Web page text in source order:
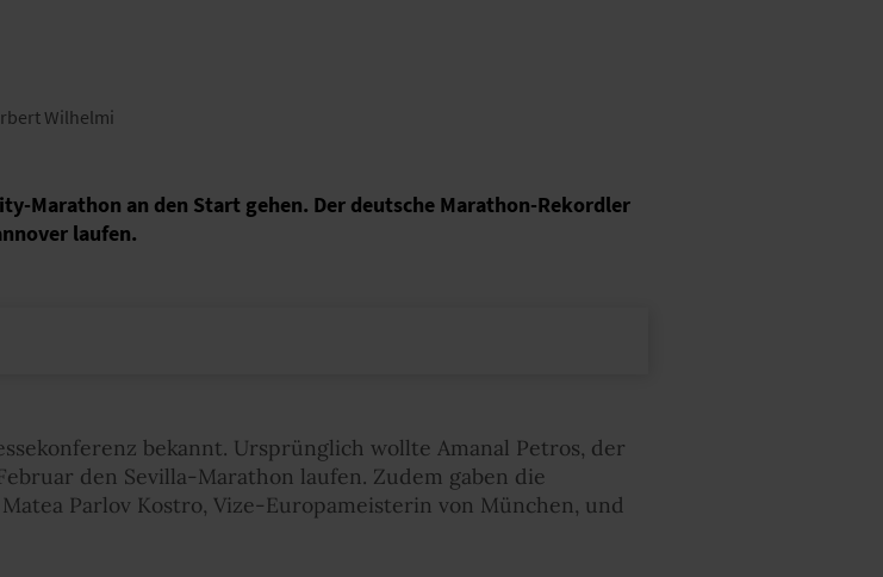
Wilhelmi
Marathon an den Start gehen. Der deutsche Marathon-Rekordler
laufen.
bekannt. Ursprünglich wollte Amanal Petros, der
den Sevilla-Marathon laufen. Zudem gaben die
Parlov Kostro, Vize-Europameisterin von München, und